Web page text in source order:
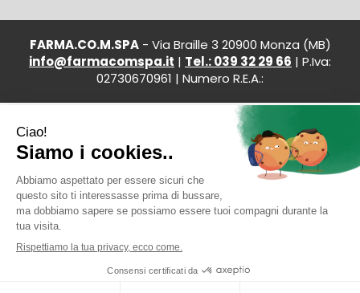
FARMA.CO.M.SPA- Via Braille 3 20900 Monza (MB)
info@farmacomspa.it | Tel.: 039 32 29 66 | P.Iva:
02730670961 | Numero R.E.A.:
Powered by Web Design